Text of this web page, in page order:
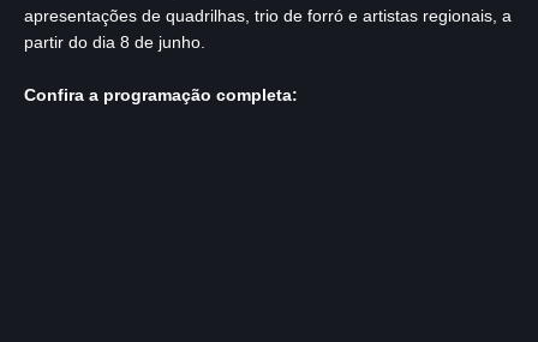
apresentações de quadrilhas, trio de forró e artistas regionais, a
partir do dia 8 de junho.
Confira a programação completa: